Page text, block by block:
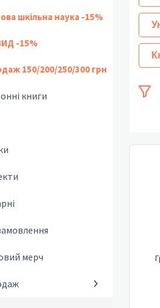
шкільна наука -15%
-15%
150/200/250/300 грн
книги
мерч